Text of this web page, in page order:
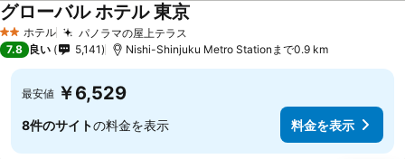
2 ホテルのランク
ホテル パノラマの屋上テラス
グローバル ホテル 東京料金を表示
7.8 良い 5,141 Nishi-Shinjuku Metro Stationまで0.9 km
最安値 ￥6,529
8件のサイトの料金を表示 料金を表示